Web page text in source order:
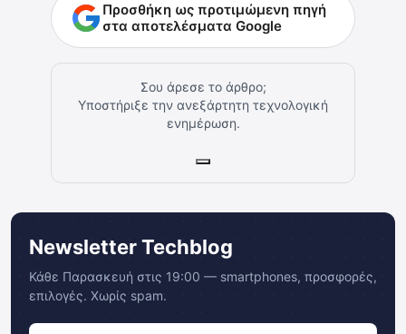
Προσθήκη ως προτιμώμενη πηγή
στα αποτελέσματα Google
Σου άρεσε το άρθρο;
Υποστήριξε την ανεξάρτητη τεχνολογική
ενημέρωση.
Newsletter Techblog
Κάθε Παρασκευή στις 19:00 — smartphones, προσφορές,
επιλογές. Χωρίς spam.